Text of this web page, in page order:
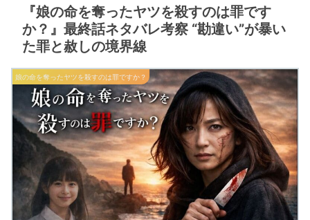
『娘の命を奪ったヤツを殺すのは罪です
か？』最終話ネタバレ考察 “勘違い”が暴い
た罪と赦しの境界線
娘の命を奪ったヤツを殺すのは罪ですか？